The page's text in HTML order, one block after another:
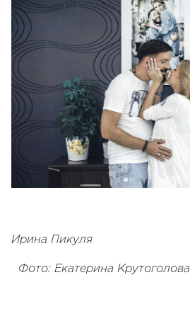
Ирина Пикуля
Фото: Екатерина Крутоголова